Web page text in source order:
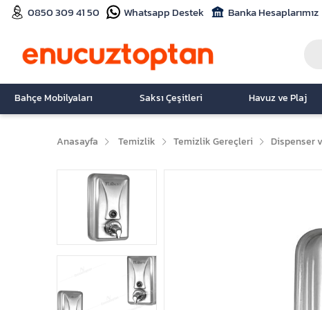
0850 309 41 50 Whatsapp Destek Banka Hesaplarımız
Bahçe Mobilyaları Saksı Çeşitleri Havuz ve Plaj
Anasayfa Temizlik Temizlik Gereçleri Dispenser